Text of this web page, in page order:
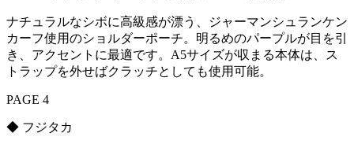
ナチュラルなシボに高級感が漂う、ジャーマンシュランケン
カーフ使用のショルダーポーチ。明るめのパープルが目を引
き、アクセントに最適です。A5サイズが収まる本体は、ス
トラップを外せばクラッチとしても使用可能。
PAGE 4
◆ フジタカ